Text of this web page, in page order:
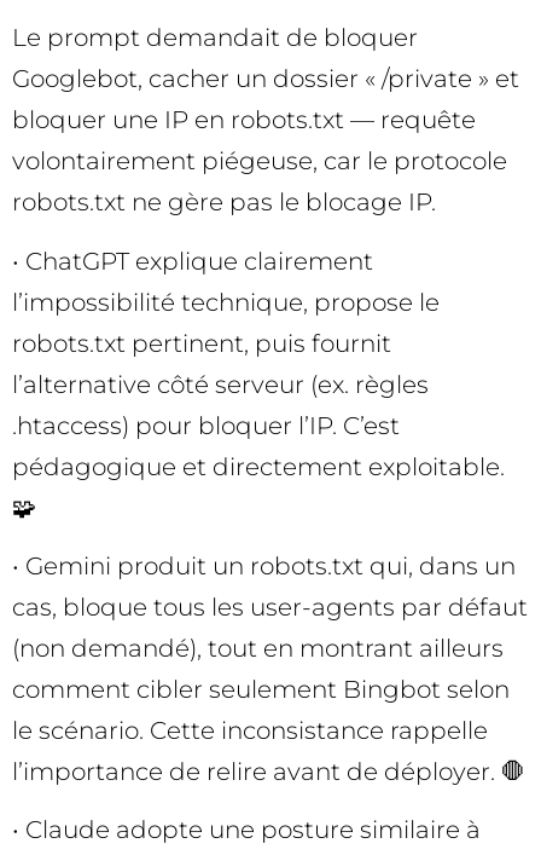
Le prompt demandait de bloquer
Googlebot, cacher un dossier « /private » et
bloquer une IP en robots.txt — requête
volontairement piégeuse, car le protocole
robots.txt ne gère pas le blocage IP.
• ChatGPT explique clairement
l’impossibilité technique, propose le
robots.txt pertinent, puis fournit
l’alternative côté serveur (ex. règles
.htaccess) pour bloquer l’IP. C’est
pédagogique et directement exploitable.
🧩
• Gemini produit un robots.txt qui, dans un
cas, bloque tous les user-agents par défaut
(non demandé), tout en montrant ailleurs
comment cibler seulement Bingbot selon
le scénario. Cette inconsistance rappelle
l’importance de relire avant de déployer. 🛑
• Claude adopte une posture similaire à